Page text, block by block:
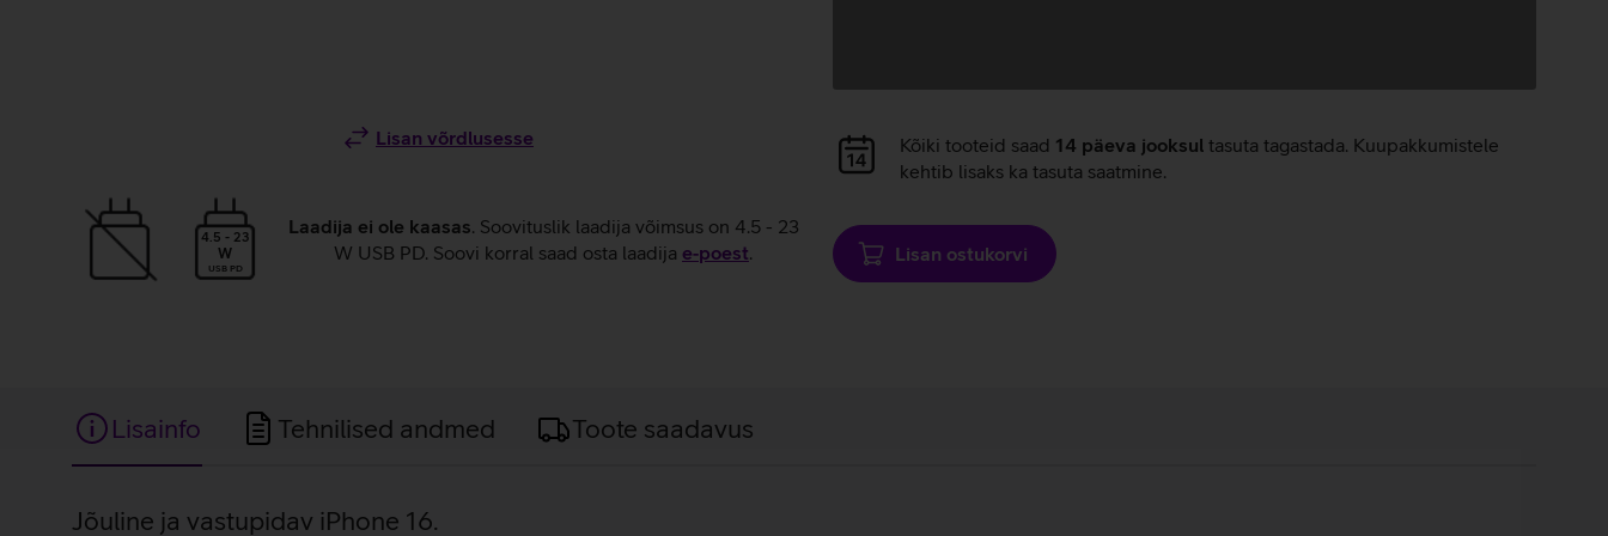
Lisan võrdlusesse
4.5 - 23
W
USB PD
Laadija ei ole kaasas. Soovituslik laadija võimsus on 4.5 - 23
W USB PD. Soovi korral saad osta laadija e‑poest.
Andmete
laadimine
Kõiki tooteid saad 14 päeva jooksul tasuta tagastada. Kuupakkumistele
kehtib lisaks ka tasuta saatmine.
Lisan ostukorvi
Lisainfo Tehnilised andmed Toote saadavus
Jõuline ja vastupidav iPhone 16.